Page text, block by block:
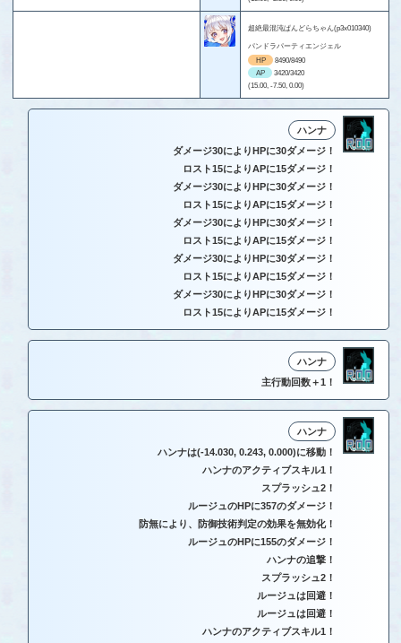
超絶最混沌ぱんどらちゃん(p3x010340)
パンドラパーティエンジェル
HP
8490/8490
AP
3420/3420
(15.00, -7.50, 0.00)
ハンナ
ダメージ30によりHPに30ダメージ！
ロスト15によりAPに15ダメージ！
ダメージ30によりHPに30ダメージ！
ロスト15によりAPに15ダメージ！
ダメージ30によりHPに30ダメージ！
ロスト15によりAPに15ダメージ！
ダメージ30によりHPに30ダメージ！
ロスト15によりAPに15ダメージ！
ダメージ30によりHPに30ダメージ！
ロスト15によりAPに15ダメージ！
ハンナ
主行動回数＋1！
ハンナ
ハンナは(-14.030, 0.243, 0.000)に移動！
ハンナのアクティブスキル1！
スプラッシュ2！
ルージュのHPに357のダメージ！
防無により、防御技術判定の効果を無効化！
ルージュのHPに155のダメージ！
ハンナの追撃！
スプラッシュ2！
ルージュは回避！
ルージュは回避！
ハンナのアクティブスキル1！